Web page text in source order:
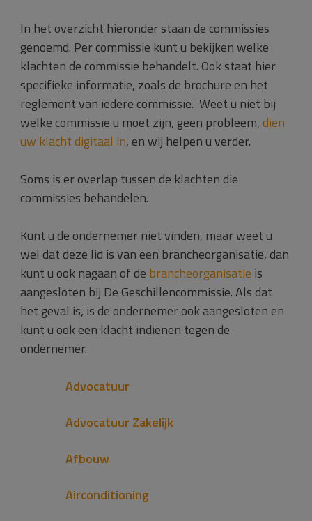
In het overzicht hieronder staan de commissies
genoemd. Per commissie kunt u bekijken welke
klachten de commissie behandelt. Ook staat hier
specifieke informatie, zoals de brochure en het
reglement van iedere commissie. Weet u niet bij
welke commissie u moet zijn, geen probleem,dien
uw klacht digitaal in, en wij helpen u verder.
Soms is er overlap tussen de klachten die
commissies behandelen.
Kunt u de ondernemer niet vinden, maar weet u
wel dat deze lid is van een brancheorganisatie, dan
kunt u ook nagaan of de brancheorganisatie is
aangesloten bij De Geschillencommissie. Als dat
het geval is, is de ondernemer ook aangesloten en
kunt u ook een klacht indienen tegen de
ondernemer.
Advocatuur
Advocatuur Zakelijk
Afbouw
Airconditioning